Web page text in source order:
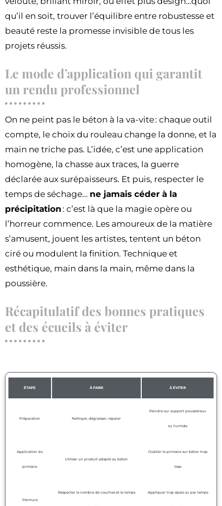
qu’il en soit, trouver l’équilibre entre robustesse et
beauté reste la promesse invisible de tous les
projets réussis.
Le mode d’application qui garantit
un rendu professionnel
On ne peint pas le béton à la va-vite : chaque outil
compte, le choix du rouleau change la donne, et la
main ne triche pas. L’idée, c’est une application
homogène, la chasse aux traces, la guerre
déclarée aux surépaisseurs. Et puis, respecter le
temps de séchage… ne jamais céder à la
précipitation : c’est là que la magie opère ou
l’horreur commence. Les amoureux de la matière
s’amusent, jouent les artistes, tentent un béton
ciré ou modulent la finition. Technique et
esthétique, main dans la main, même dans la
poussière.
Récapitulatif des bonnes pratiques
et des écueils à éviter
ÉTAPE À FAIRE À ÉVITER
Préparation Nettoyer, dégraisser, réparer
Peindre sur support poussiéreux
ou humide
Application du
primaire
Utiliser un produit adapté au béton
Oublier le primaire sur béton trop
lisse
Peinture
Respecter le nombre de couches et le temps Appliquer trop épais ou par temps